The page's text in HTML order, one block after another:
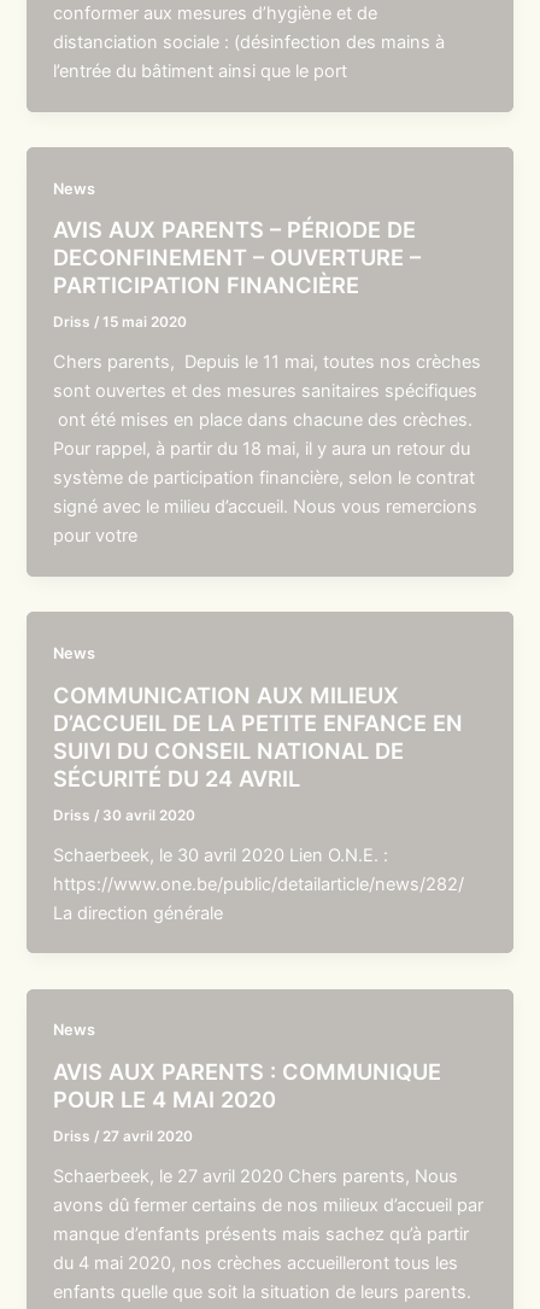
conformer aux mesures d’hygiène et de
distanciation sociale : (désinfection des mains à
l’entrée du bâtiment ainsi que le port
News
AVIS AUX PARENTS – PÉRIODE DE
DECONFINEMENT – OUVERTURE –
PARTICIPATION FINANCIÈRE
Driss /15 mai 2020
Chers parents, Depuis le 11 mai, toutes nos crèches
sont ouvertes et des mesures sanitaires spécifiques
ont été mises en place dans chacune des crèches.
Pour rappel, à partir du 18 mai, il y aura un retour du
système de participation financière, selon le contrat
signé avec le milieu d’accueil. Nous vous remercions
pour votre
News
COMMUNICATION AUX MILIEUX
D’ACCUEIL DE LA PETITE ENFANCE EN
SUIVI DU CONSEIL NATIONAL DE
SÉCURITÉ DU 24 AVRIL
Driss / 30 avril 2020
Schaerbeek, le 30 avril 2020 Lien O.N.E. :
https://www.one.be/public/detailarticle/news/282/
La direction générale
News
AVIS AUX PARENTS : COMMUNIQUE
POUR LE 4 MAI 2020
Driss / 27 avril 2020
Schaerbeek, le 27 avril 2020 Chers parents, Nous
avons dû fermer certains de nos milieux d’accueil par
manque d’enfants présents mais sachez qu’à partir
du 4 mai 2020, nos crèches accueilleront tous les
enfants quelle que soit la situation de leurs parents.